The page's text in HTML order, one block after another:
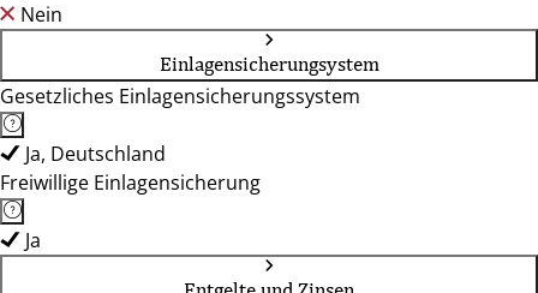
Nein
Einlagensicherungsystem
Gesetzliches Einlagensicherungssystem
Ja, Deutschland
Freiwillige Einlagensicherung
Ja